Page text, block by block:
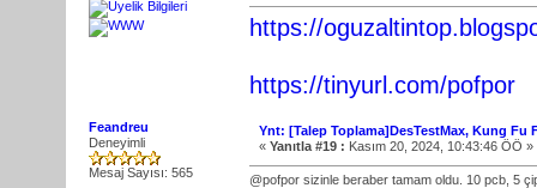
https://
https://tinyurl.com/pofpor
Feandreu
Deneyimli
Mesaj Sayısı: 565
Ynt: [Talep Toplama]DesTestMax, Kung Fu
« Yanıtla #19 : Kasım 20, 2024, 10:43:46 ÖÖ »
@pofpor sizinle beraber tamam oldu. 10 pcb, 5